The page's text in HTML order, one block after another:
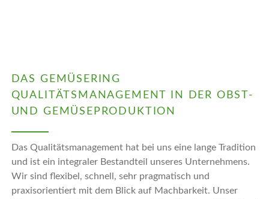
DAS GEMÜSERING
QUALITÄTSMANAGEMENT IN DER OBST-
UND GEMÜSEPRODUKTION
Das Qualitätsmanagement hat bei uns eine lange Tradition
und ist ein integraler Bestandteil unseres Unternehmens.
Wir sind flexibel, schnell, sehr pragmatisch und
praxisorientiert mit dem Blick auf Machbarkeit. Unser